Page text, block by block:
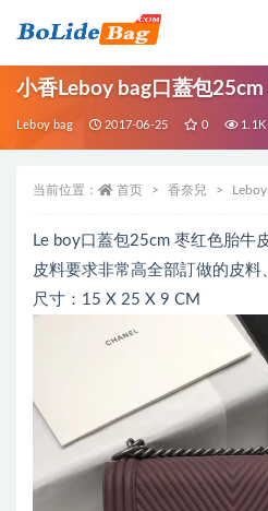
小香Leboy bag口蓋包
Leboy bag 2017-06-25 0 1.1K
当前位置： 首页 香奈兒
Le boy口蓋包25cm 枣红色胎牛
皮料要求非常高全部訂做的皮料
尺寸：15 X 25 X 9 CM